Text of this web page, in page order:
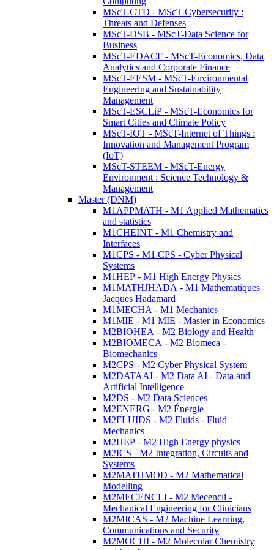
MScT-CTD - MScT-Cybersecurity :
Threats and Defenses
MScT-DSB - MScT-Data Science for
Business
MScT-EDACF - MScT-Economics, Data
Analytics and Corporate Finance
MScT-EESM - MScT-Environmental
Engineering and Sustainability
Management
MScT-ESCLiP - MScT-Economics for
Smart Cities and Climate Policy
MScT-IOT - MScT-Internet of Things :
Innovation and Management Program
(IoT)
MScT-STEEM - MScT-Energy
Environment : Science Technology &
Management
Master (DNM)
M1APPMATH - M1 Applied Mathematics
and statistics
M1CHEINT - M1 Chemistry and
Interfaces
M1CPS - M1 CPS - Cyber Physical
Systems
M1HEP - M1 High Energy Physics
M1MATHJHADA - M1 Mathematiques
Jacques Hadamard
M1MECHA - M1 Mechanics
M1MIE - M1 MIE - Master in Economics
M2BIOHEA - M2 Biology and Health
M2BIOMECA - M2 Biomeca -
Biomechanics
M2CPS - M2 Cyber Physical System
M2DATAAI - M2 Data AI - Data and
Artificial Intelligence
M2DS - M2 Data Sciences
M2ENERG - M2 Énergie
M2FLUIDS - M2 Fluids - Fluid
Mechanics
M2HEP - M2 High Energy physics
M2ICS - M2 Integration, Circuits and
Systems
M2MATHMOD - M2 Mathematical
Modelling
M2MECENCLI - M2 Mecencli -
Mechanical Engineering for Clinicians
M2MICAS - M2 Machine Learning,
Communications and Security
M2MOCHI - M2 Molecular Chemistry